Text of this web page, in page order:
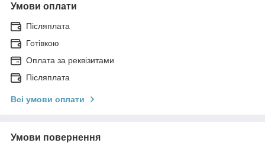
Умови оплати
Післяплата
Готівкою
Оплата за реквізитами
Післяплата
Всі умови оплати
Умови повернення